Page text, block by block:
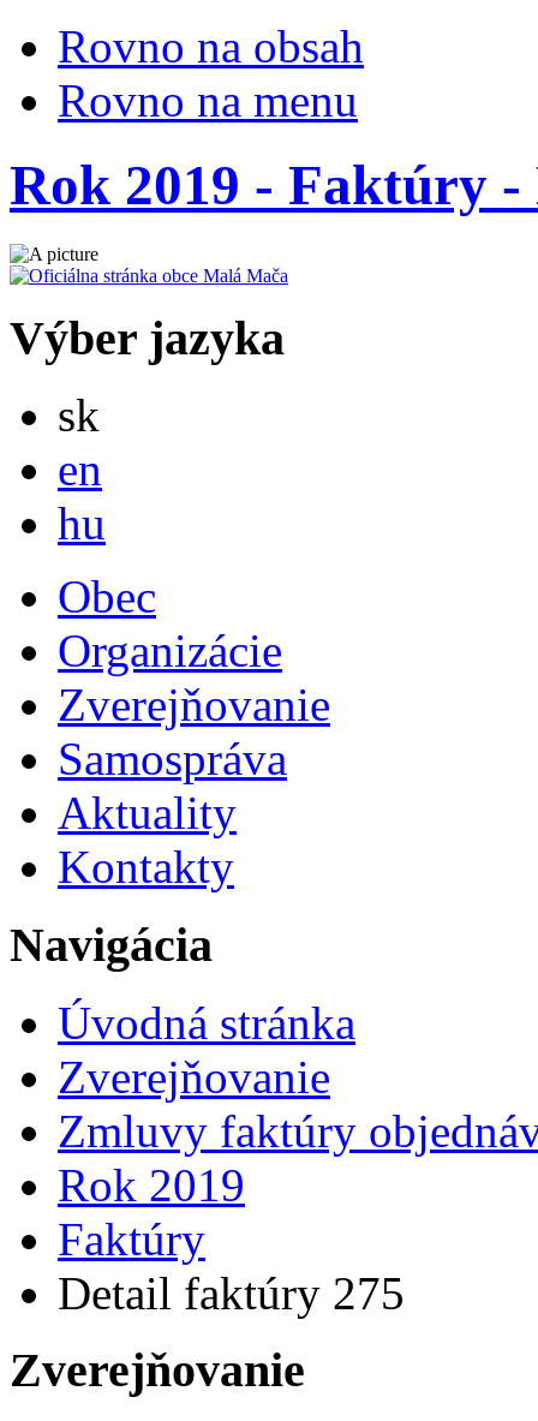
Rovno na obsah
Rovno na menu
Rok 2019 - Faktúry
Výber jazyka
sk
en
hu
Obec
Organizácie
Zverejňovanie
Samospráva
Aktuality
Kontakty
Navigácia
Úvodná stránka
Zverejňovanie
Zmluvy faktúry
Rok 2019
Faktúry
Detail faktúry 275
Zverejňovanie